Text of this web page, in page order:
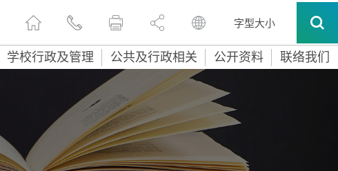
字型大小
学校行政及管理 公共及行政相关 公开资料 联络我们